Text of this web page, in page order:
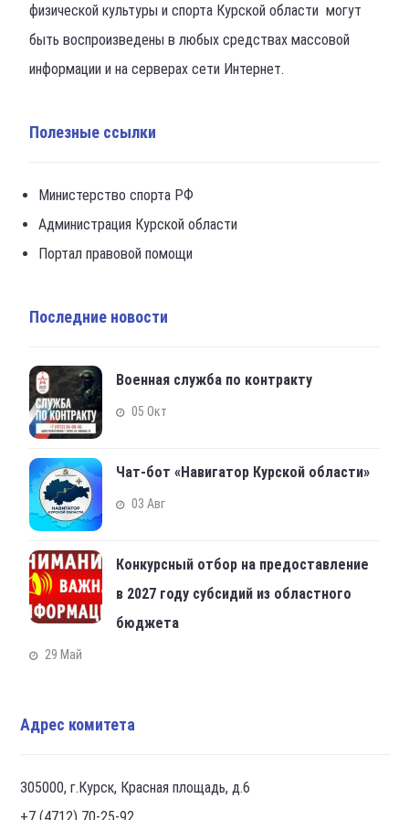
физической культуры и спорта Курской области могут
быть воспроизведены в любых средствах массовой
информации и на серверах сети Интернет.
Полезные ссылки
Министерство спорта РФ
Администрация Курской области
Портал правовой помощи
Последние новости
Военная служба по контракту
05 Окт
Чат-бот «Навигатор Курской области»
03 Авг
Конкурсный отбор на предоставление
в 2027 году субсидий из областного
бюджета
29 Май
Адрес комитета
305000, г.Курск, Красная площадь, д.6